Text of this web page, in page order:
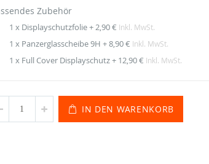
Zubehör
1 x Displayschutzfolie+2,90 € Inkl. MwSt.
1 x Panzerglasscheibe 9H+8,90 € Inkl. MwSt.
1 x Full Cover Displayschutz+ 12,90 € Inkl. MwSt.
IN DEN WARENKORB